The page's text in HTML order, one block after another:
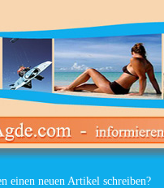
einen neuen Artikel schreiben?